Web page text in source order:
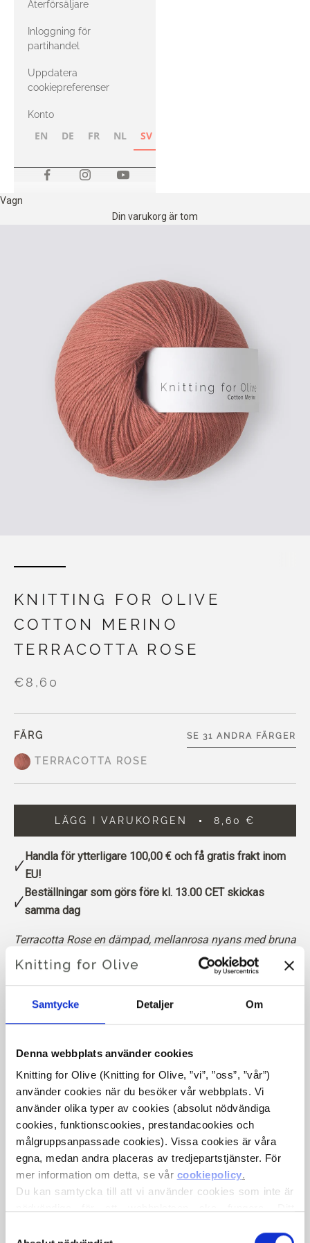
Samtycke Detaljer Om
Denna webbplats använder cookies
Knitting for Olive (Knitting for Olive, ”vi”, ”oss”, ”vår”)
använder cookies när du besöker vår webbplats. Vi
använder olika typer av cookies (absolut nödvändiga
cookies, funktionscookies, prestandacookies och
målgruppsanpassade cookies). Vissa cookies är våra
egna, medan andra placeras av tredjepartstjänster. För
mer information om detta, se vår cookiepolicy.
Du kan samtycka till att vi använder cookies som inte är
med Heavy
Merino
Återförsäljare
Inloggning för
partihandel
Uppdatera
cookiepreferenser
Konto
EN DE FR NL SV
Vagn
Din varukorg är tom
KNITTING FOR OLIVE
COTTON MERINO
TERRACOTTA ROSE
€8,60
FÄRG
TERRACOTTA ROSE
SE 31 ANDRA FÄRGER
LÄGG I VARUKORGEN 8,60 €
Handla för ytterligare 100,00 €och få gratis frakt inom
EU!
Beställningar som görs före kl. 13.00 CET skickas
samma dag
Terracotta Rose en dämpad, mellanrosa nyans med bruna
undertoner.
Den har en jordnära karaktär med ett mjukt,
Färgsäsongen
: Mild höst
Knitting for Olive Cotton Merino är en mjuk och lätt
blandning av 70% bomull och
30 % RWS certifierad
merinoull. Ullen ger bomullen spänst och elasticitet, vilket
gör vårt Cotton Merino till ett härligt bomullsgarn som kan
användas året runt och som passar perfekt till
vardagsplagg.